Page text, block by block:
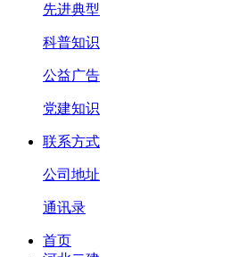
先进典型
科普知识
公益广告
党建知识
联系方式
公司地址
通讯录
首页